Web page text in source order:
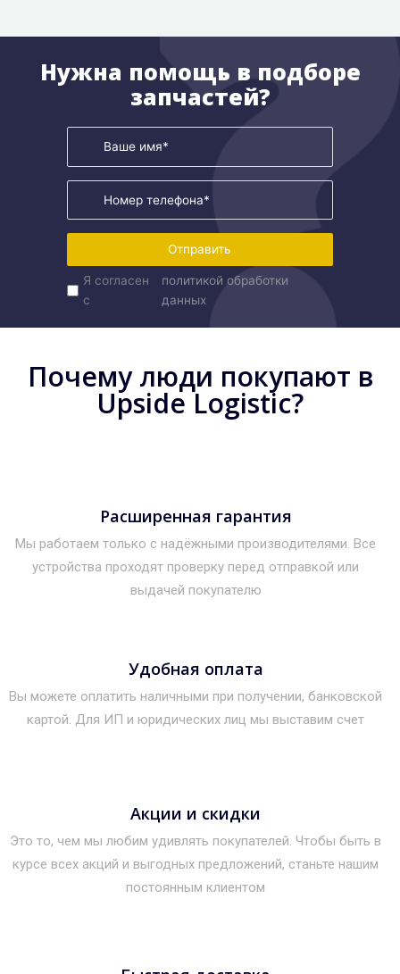
Нужна помощь в подборе
запчастей?
Отправить
Я согласен
с
политикой обработки
данных
Почему люди покупают в
Upside Logistic?
Расширенная гарантия
Мы работаем только с надёжными производителями. Все
устройства проходят проверку перед отправкой или
выдачей покупателю
Удобная оплата
Вы можете оплатить наличными при получении, банковской
картой. Для ИП и юридических лиц мы выставим счет
Акции и скидки
Это то, чем мы любим удивлять покупателей. Чтобы быть в
курсе всех акций и выгодных предложений, станьте нашим
постоянным клиентом